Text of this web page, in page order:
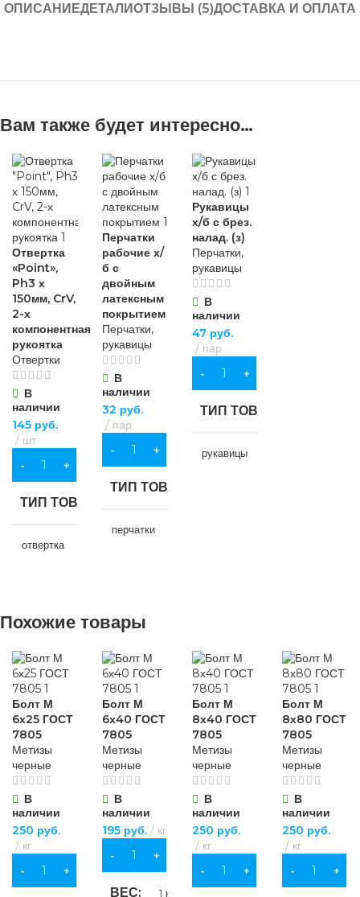
ОПИСАНИЕДЕТАЛИОТЗЫВЫ (5)ДОСТАВКА И ОПЛАТА
Вам также будет интересно…
Отвертка
«Point»,
Ph3 х
150мм, CrV,
2-х
компонентная
рукоятка
Отвертки
В
наличии
145 руб.
шт
В КОРЗИНУ
ТИП ТОВАРА
отвертка
для хозяйственно-
БРЕНД Sparta
МАТЕРИАЛ
хромованадиевая
сталь (CrV)
ДЛИНА 150 мм
ОСОБЕННОСТИ
Перчатки
рабочие х/
б с
двойным
латексным
покрытием
Перчатки,
рукавицы
В
наличии
32 руб.
пар
В КОРЗИНУ
ТИП ТОВАРА
перчатки
для строительства
для хозяйственно-
ВИД РАБОТ
универсальные
МАТЕРИАЛ
ПВХ,
хлопчатобумажная
ткань
ОСОБЕННОСТИ
Рукавицы
х/б с брез.
налад. (з)
Перчатки,
рукавицы
В
наличии
47 руб.
пар
В КОРЗИНУ
ТИП ТОВАРА
рукавицы
универсальные
МАТЕРИАЛ
ПВХ
хлопчатобумажная
ткань
ОСОБЕННОСТИ
прочности
Похожие товары
Болт М
6х25 ГОСТ
7805
Метизы
черные
В
наличии
250 руб.
кг
В КОРЗИНУ
Болт М
6х40 ГОСТ
7805
Метизы
черные
В
наличии
195 руб. кг
В КОРЗИНУ
ВЕС 1 кг
Болт М
8х40 ГОСТ
7805
Метизы
черные
В
наличии
250 руб.
кг
В КОРЗИНУ
Болт М
8х80 ГОСТ
7805
Метизы
черные
В
наличии
250 руб.
кг
В КОРЗИНУ